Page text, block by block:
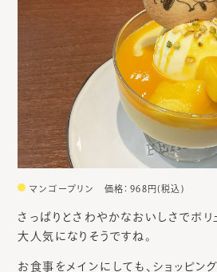
マンゴープリン 価格：968円(税込)
さっぱりとさわやかなおいしさでボリ
大人気になりそうですね。
お食事をメインにしても、ショッピン